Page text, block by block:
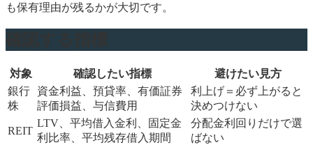
も保有理由が残るかが大切です。
対象 確認したい指標
避けたい見方
銀行
株
資金利益、預貸率、有価証券
評価損益、与信費用
利上げ＝必ず上がると
決めつけない
REIT
LTV、平均借入金利、固定金
利比率、平均残存借入期間
分配金利回りだけで選
ばない